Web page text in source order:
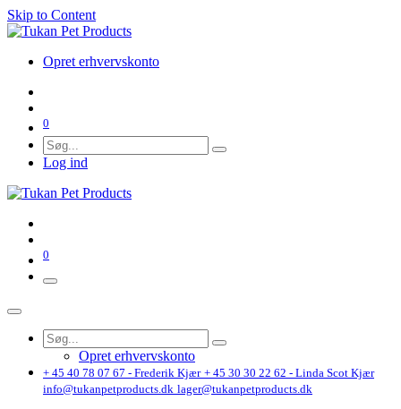
Skip to Content
Opret erhvervskonto
0
Log ind
0
Opret erhvervskonto
+ 45 40 78 07 67 - Frederik Kjær + 45 30 30 22 62 - Linda Scot Kjær
info@tukanpetproducts.dk lager@tukanpetproducts.dk